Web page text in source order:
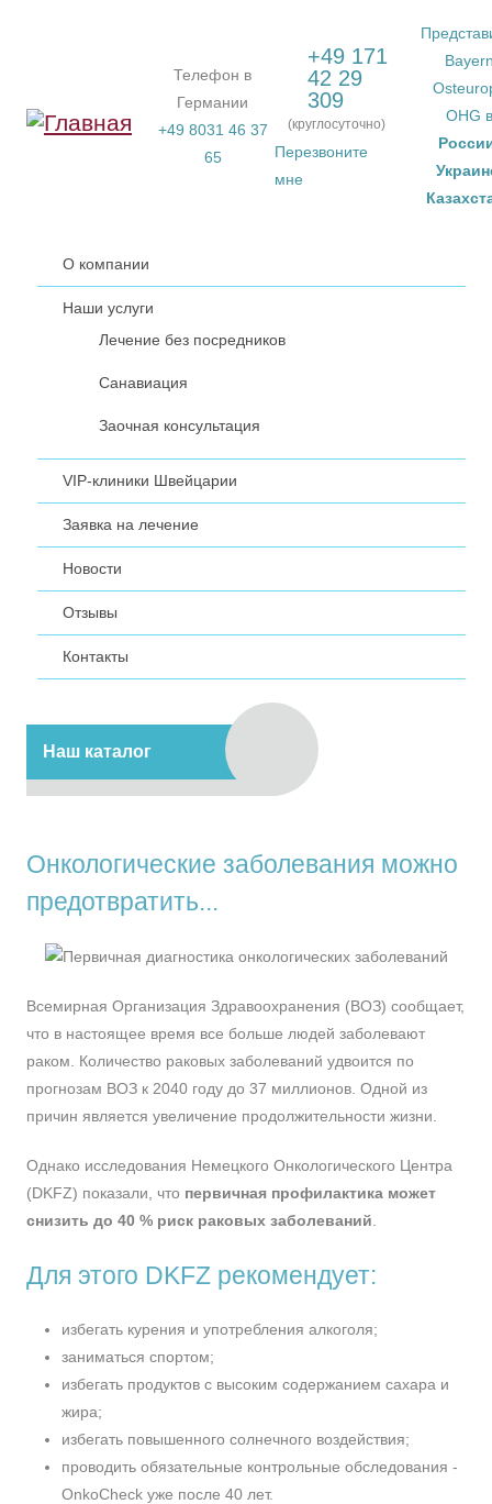
Телефон в
Германии
+49 8031 46 37
65
+49 171
42 29
309
(круглосуточно)
Перезвоните
мне
OHG в
О компании
Наши услуги
Лечение без посредников
Санавиация
Заочная консультация
VIP-клиники Швейцарии
Заявка на лечение
Новости
Отзывы
Контакты
Наш каталог
Онкологические заболевания можно
предотвратить...
Всемирная Организация Здравоохранения (ВОЗ) сообщает,
что в настоящее время все больше людей заболевают
раком. Количество раковых заболеваний удвоится по
прогнозам ВОЗ к 2040 году до 37 миллионов. Одной из
причин является увеличение продолжительности жизни.
Однако исследования Немецкого Онкологического Центра
(DKFZ) показали, что первичная профилактика может
снизить до 40 % риск раковых заболеваний
Для этого DKFZ рекомендует:
избегать курения и употребления алкоголя;
заниматься спортом;
избегать продуктов с высоким содержанием сахара и
жира;
избегать повышенного солнечного воздействия;
проводить обязательные контрольные обследования -
OnkoCheck уже после 40 лет.